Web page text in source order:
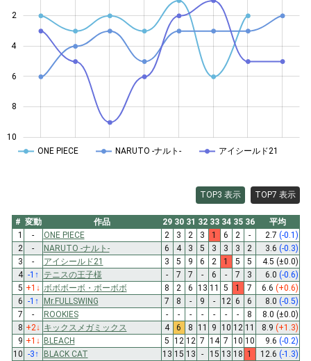
2
4
6
8
10
ONE PIECE NARUTO -ナルト- アイシールド21
TOP3 表示 TOP7 表示
# 変動 作品 29 30 31 32 33 34 35 36
平均
1
- ONE PIECE 2 3 2 3 1 6 2 - 2.7 (-0.1)
2
- NARUTO -ナルト- 6 4 3 5 3 3 3 2 3.6 (-0.3)
3
- アイシールド21 3 5 9 6 2 1 5 5 4.5 (±0.0)
4 -1 ↑ テニスの王子様 - 7 7 - 6 - 7 3 6.0 (-0.6)
5 +1 ↓ ボボボーボ・ボーボボ 8 2 6 13 11 5 1 7 6.6 (+0.6)
6 -1 ↑ Mr.FULLSWING 7 8 - 9 - 12 6 6 8.0 (-0.5)
7
- ROOKIES - - - - - - - 8 8.0 (±0.0)
8 +2↓ キックスメガミックス 4 6 8 11 9 10 12 11 8.9 (+1.3)
9 +1 ↓ BLEACH 5 12 12 7 14 7 10 10 9.6 (-0.2)
10 -3↑ BLACK CAT 13 15 13 - 15 13 18 1 12.6 (-1.3)